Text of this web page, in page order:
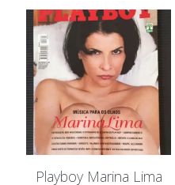
Playboy Marina Lima